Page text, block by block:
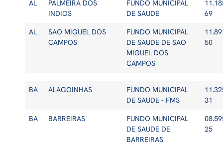
AL
PALMEIRA DOS
INDIOS
FUNDO MUNICIPAL
DE SAUDE
69
AL
SAO MIGUEL DOS
CAMPOS
FUNDO MUNICIPAL
DE SAUDE DE SAO
MIGUEL DOS
CAMPOS
50
BA ALAGOINHAS
FUNDO MUNICIPAL
DE SAUDE - FMS
31
BA BARREIRAS
FUNDO MUNICIPAL
DE SAUDE DE
BARREIRAS
25